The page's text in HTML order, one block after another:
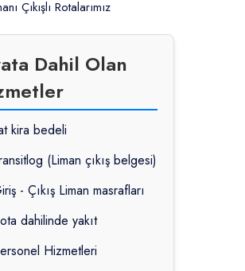
Çıkışlı Rotalarımız
Dahil Olan
kira bedeli
(Liman çıkış belgesi)
- Çıkış Liman masrafları
dahilinde yakıt
Hizmetleri